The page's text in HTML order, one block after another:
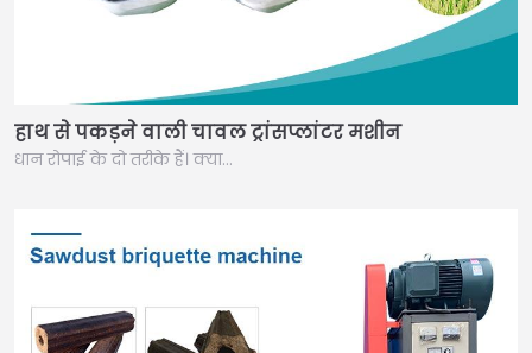
हाथ से पकड़ने वाली चावल ट्रांसप्लांटर मशीन
धान रोपाई के दो तरीके हैं। क्या…